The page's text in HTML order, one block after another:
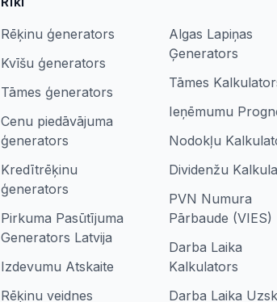
Rēķinu ģenerators
Kvīšu ģenerators
Tāmes ģenerators
Cenu piedāvājuma
ģenerators
Kredītrēķinu
ģenerators
Pirkuma Pasūtījuma
Generators Latvija
Izdevumu Atskaite
Rēķinu veidnes
Algas Lapiņas
Ģenerators
Tāmes
Ieņēmumu
Nodokļu
Dividenžu
PVN Numura
Pārbaude (VIES)
Darba Laika
Kalkulators
Darba Laika